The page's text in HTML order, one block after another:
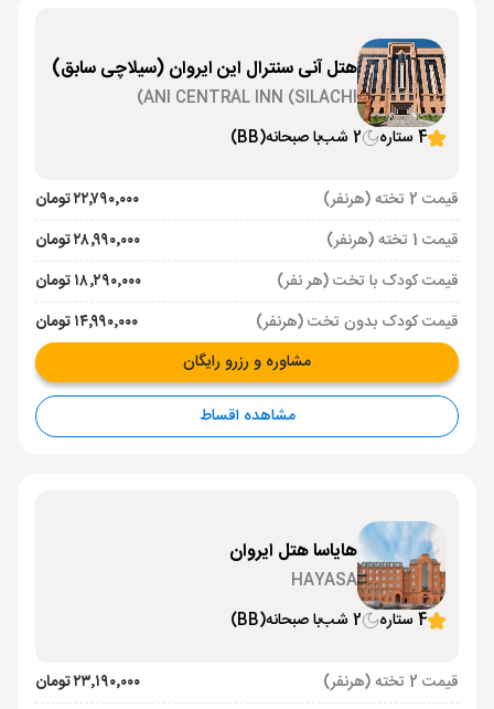
هتل آنی سنترال این ایروان (سیلاچی سابق)
ANI CENTRAL INN (SILACHI)
4 ستاره
2 شب با صبحانه(BB)
قیمت 2 تخته (هرنفر)
۲۲٬۷۹۰٬۰۰۰ تومان
قیمت 1 تخته (هرنفر)
۲۸٬۹۹۰٬۰۰۰ تومان
قیمت کودک با تخت (هر نفر)
۱۸٬۲۹۰٬۰۰۰ تومان
قیمت کودک بدون تخت (هرنفر)
۱۴٬۹۹۰٬۰۰۰ تومان
مشاوره و رزرو رایگان
مشاهده اقساط
هایاسا هتل ایروان
HAYASA
4 ستاره
2 شب با صبحانه(BB)
قیمت 2 تخته (هرنفر)
۲۳٬۱۹۰٬۰۰۰ تومان